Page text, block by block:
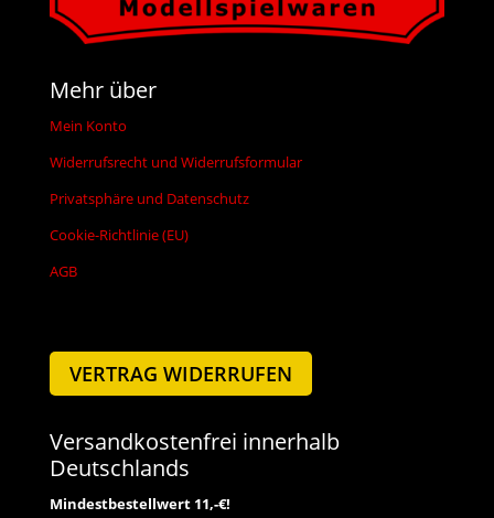
Mehr über
Mein Konto
Widerrufsrecht und Widerrufsformular
Privatsphäre und Datenschutz
Cookie-Richtlinie (EU)
AGB
VERTRAG WIDERRUFEN
Versandkostenfrei innerhalb
Deutschlands
Mindestbestellwert 11,-€!